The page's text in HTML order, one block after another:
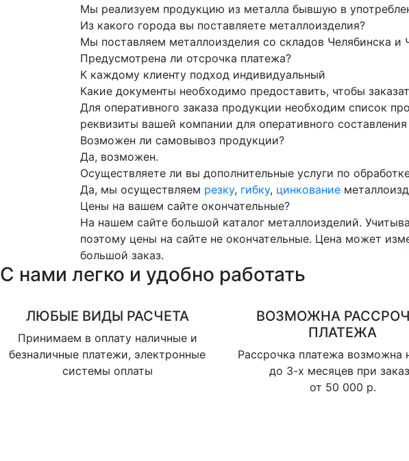
Мы реализуем продукцию из металла бывшую в
Из какого города вы поставляете металлоизделия?
Мы поставляем металлоизделия со складов Челябинска и
Предусмотрена ли отсрочка платежа?
К каждому клиенту подход индивидуальный
Какие документы необходимо предоставить, чтобы
Для оперативного заказа продукции необходим список
реквизиты вашей компании для оперативного
Возможен ли самовывоз продукции?
Да, возможен.
Осуществляете ли вы дополнительные услуги по
Да, мы осуществляем резку, гибку, цинкование
Цены на вашем сайте окончательные?
На нашем сайте большой каталог металлоизделий.
поэтому цены на сайте не окончательные. Цена может
большой заказ.
С нами легко и удобно работать
ЛЮБЫЕ ВИДЫ РАСЧЕТА
Принимаем в оплату наличные и
безналичные платежи, электронные
системы оплаты
ВОЗМОЖНА
ПЛАТЕЖА
Рассрочка платежа возможна
до 3-х месяцев при
от 50 000 р.